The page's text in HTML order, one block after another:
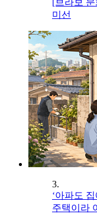
[브라보
미선
3.
‘아파도
주택이라